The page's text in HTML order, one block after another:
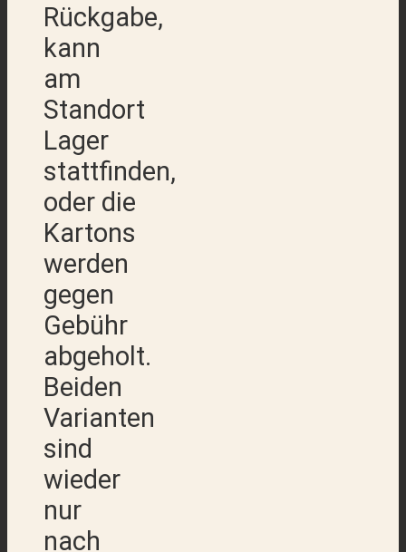
Rückgabe,
kann
am
Standort
Lager
stattfinden,
oder die
Kartons
werden
gegen
Gebühr
abgeholt.
Beiden
Varianten
sind
wieder
nur
nach